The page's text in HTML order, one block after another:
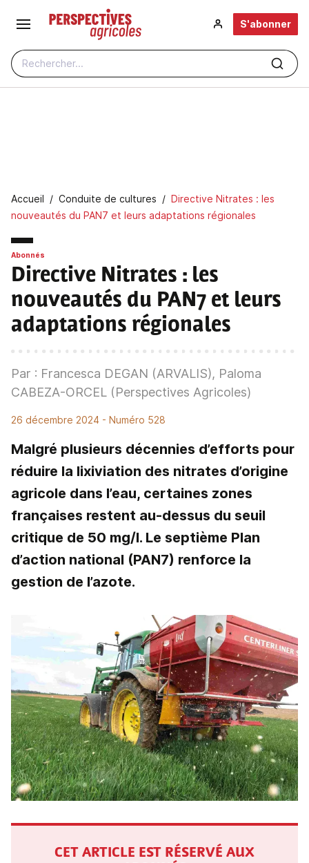
Aller au contenu principal
Rechercher...
S'abonner
Fil d'Ariane
Accueil Conduite de cultures
Directive Nitrates : les
nouveautés du PAN7 et leurs adaptations régionales
Abonnés
Directive Nitrates : les
nouveautés du PAN7 et leurs
adaptations régionales
Par : Francesca DEGAN (ARVALIS), Paloma
CABEZA-ORCEL (Perspectives Agricoles)
26 décembre 2024 - Numéro 528
Malgré plusieurs décennies d’efforts pour
réduire la lixiviation des nitrates d’origine
agricole dans l’eau, certaines zones
françaises restent au-dessus du seuil
critique de 50 mg/l. Le septième Plan
d’action national (PAN7) renforce la
gestion de l’azote.
CET ARTICLE EST RÉSERVÉ AUX